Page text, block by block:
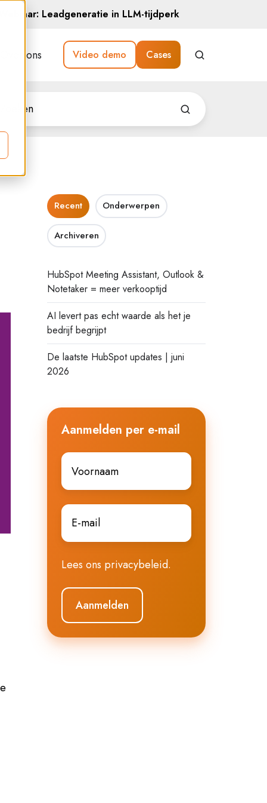
Leadgeneratie in LLM-tijdperk
Over ons Video demo Cases
Recent Onderwerpen
Archiveren
HubSpot Meeting Assistant, Outlook &
Notetaker = meer verkooptijd
AI levert pas echt waarde als het je
bedrijf begrijpt
De laatste HubSpot updates | juni
2026
Aanmelden per e-mail
Voornaam
E-
mail*
Lees ons privacybeleid.